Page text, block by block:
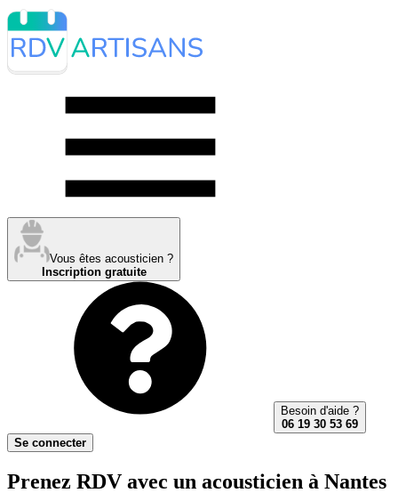
Vous êtes acousticien ?
Inscription gratuite
Besoin d'aide ?
06 19 30 53 69
Se connecter
Prenez RDV avec un acousticien à Nantes